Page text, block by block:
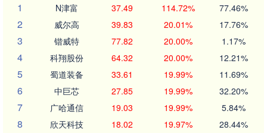
1
N津富 37.49 114.72% 77.46%
2 威尔高 39.83 20.01% 17.76%
3 锴威特 77.82 20.00% 1.17%
4 科翔股份 64.32 20.00% 12.21%
5 蜀道装备 33.61 19.99% 11.69%
6 中巨芯 27.85 19.99% 32.20%
7 广哈通信 19.03 19.99% 5.84%
8 欣天科技 18.02 19.97% 28.44%